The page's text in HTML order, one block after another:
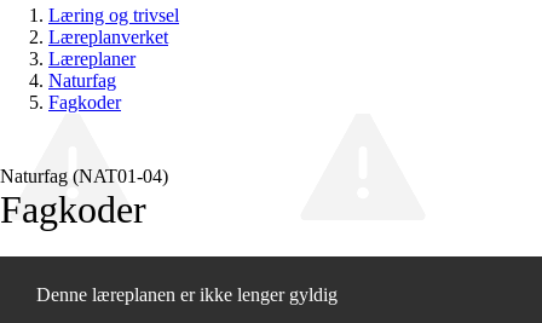
Læring og trivsel
Læreplanverket
Læreplaner
Naturfag
Fagkoder
Naturfag (NAT01‑04)
Fagkoder
Denne læreplanen er ikke lenger gyldig